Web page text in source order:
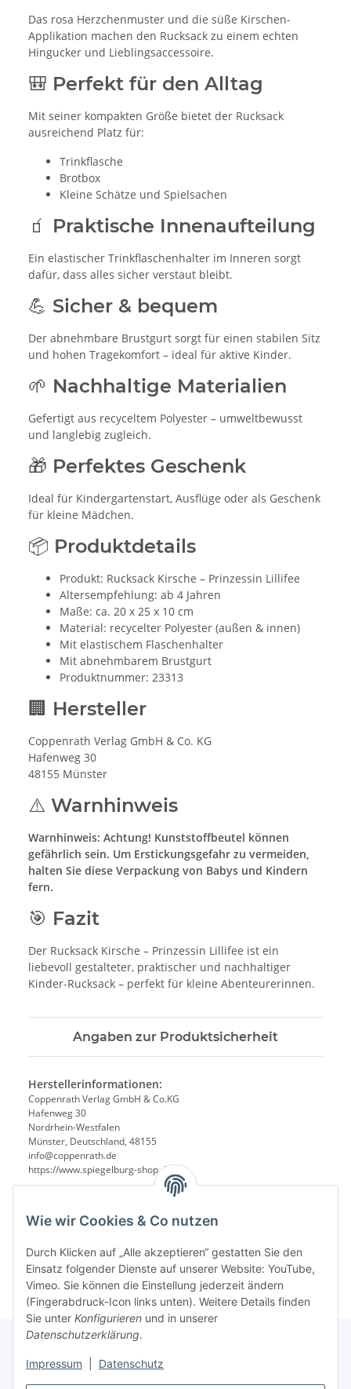
Wie wir Cookies & Co nutzen
Durch Klicken auf „Alle akzeptieren“ gestatten Sie den
Einsatz folgender Dienste auf unserer Website: YouTube,
Vimeo. Sie können die Einstellung jederzeit ändern
(Fingerabdruck-Icon links unten). Weitere Details finden
Sie unter Konfigurieren und in unserer
Datenschutzerklärung.
Impressum Datenschutz
Das rosa Herzchenmuster und die süße Kirschen-
Applikation machen den Rucksack zu einem echten
Hingucker und Lieblingsaccessoire.
🎒 Perfekt für den Alltag
Mit seiner kompakten Größe bietet der Rucksack
ausreichend Platz für:
Trinkflasche
Brotbox
Kleine Schätze und Spielsachen
🧃 Praktische Innenaufteilung
Ein elastischer Trinkflaschenhalter im Inneren sorgt
dafür, dass alles sicher verstaut bleibt.
💪 Sicher & bequem
Der abnehmbare Brustgurt sorgt für einen stabilen Sitz
und hohen Tragekomfort – ideal für aktive Kinder.
🌱 Nachhaltige Materialien
Gefertigt aus recyceltem Polyester – umweltbewusst
und langlebig zugleich.
🎁 Perfektes Geschenk
Ideal für Kindergartenstart, Ausflüge oder als Geschenk
für kleine Mädchen.
📦 Produktdetails
Produkt: Rucksack Kirsche – Prinzessin Lillifee
Altersempfehlung: ab 4 Jahren
Maße: ca. 20 x 25 x 10 cm
Material: recycelter Polyester (außen & innen)
Mit elastischem Flaschenhalter
Mit abnehmbarem Brustgurt
Produktnummer: 23313
🏢 Hersteller
Coppenrath Verlag GmbH & Co. KG
Hafenweg 30
48155 Münster
⚠️ Warnhinweis
Warnhinweis: Achtung! Kunststoffbeutel können
gefährlich sein. Um Erstickungsgefahr zu vermeiden,
halten Sie diese Verpackung von Babys und Kindern
fern.
🎯 Fazit
Der Rucksack Kirsche – Prinzessin Lillifee ist ein
liebevoll gestalteter, praktischer und nachhaltiger
Kinder-Rucksack – perfekt für kleine Abenteurerinnen.
Angaben zur Produktsicherheit
Herstellerinformationen:
Coppenrath Verlag GmbH & Co.KG
Hafenweg 30
Nordrhein-Westfalen
Münster, Deutschland, 48155
info@coppenrath.de
https://www.spiegelburg-shop.de/